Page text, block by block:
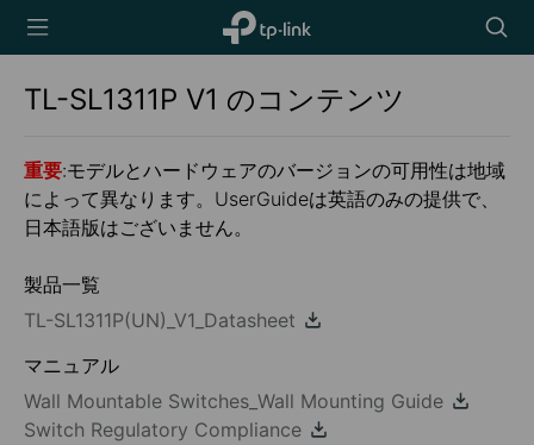
TP-Link,
Reliably
icon
TL-SL1311P V1 のコンテンツ
重要:モデルとハードウェアのバージョンの可用性は地域
によって異なります。UserGuideは英語のみの提供で、
日本語版はございません。
製品一覧
TL-SL1311P(UN)_V1_Datasheet
マニュアル
Wall Mountable Switches_Wall Mounting Guide
Switch Regulatory Compliance